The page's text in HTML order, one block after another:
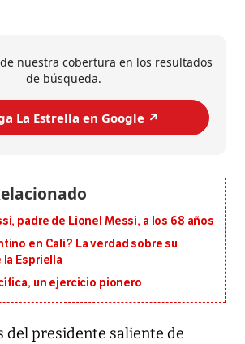
nuestra cobertura en los resultados
de búsqueda.
La Estrella en Google ↗️
padre de Lionel Messi, a los 68 años
en Cali? La verdad sobre su
Espriella
un ejercicio pionero
del presidente saliente de